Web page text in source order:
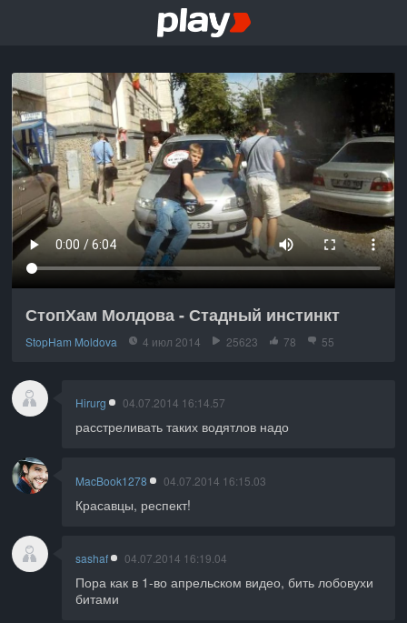
СтопХам Молдова - Стадный инстинкт
StopHam Moldova 4 июл 2014 25623 78 55
Hirurg 04.07.2014 16:14.57
расстреливать таких водятлов надо
MacBook1278 04.07.2014 16:15.03
Красавцы, респект!
sashaf 04.07.2014 16:19.04
Пора как в 1-во апрельском видео, бить лобовухи
битами